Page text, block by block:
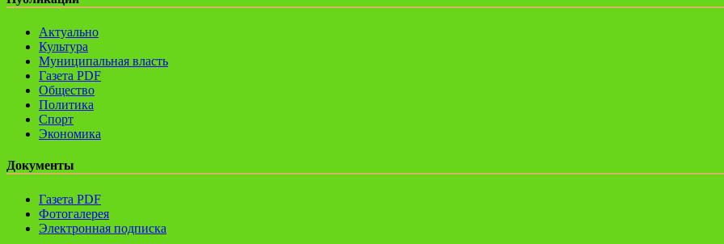
Актуально
Культура
Муниципальная власть
Газета PDF
Общество
Политика
Спорт
Экономика
Документы
Газета PDF
Фотогалерея
Электронная подписка